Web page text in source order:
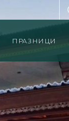
ПРАЗНИЦИ